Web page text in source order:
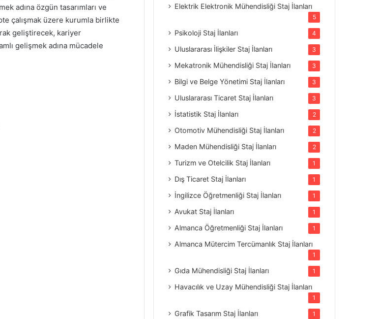
adına özgün tasarımları ve
çalışmak üzere kurumla birlikte
geliştirecek, kariyer
gelişmek adına mücadele
Elektrik Elektronik Mühendisliği Staj İlanları
5
Psikoloji Staj İlanları 4
Uluslararası İlişkiler Staj İlanları 3
Mekatronik Mühendisliği Staj İlanları 3
Bilgi ve Belge Yönetimi Staj İlanları 3
Uluslararası Ticaret Staj İlanları 3
İstatistik Staj İlanları 2
Otomotiv Mühendisliği Staj İlanları 2
Maden Mühendisliği Staj İlanları 2
Turizm ve Otelcilik Staj İlanları 1
Dış Ticaret Staj İlanları 1
İngilizce Öğretmenliği Staj İlanları 1
Avukat Staj İlanları 1
Almanca Öğretmenliği Staj İlanları 1
Almanca Mütercim Tercümanlık Staj İlanları
1
Gıda Mühendisliği Staj İlanları 1
Havacılık ve Uzay Mühendisliği Staj İlanları
1
Grafik Tasarım Staj İlanları 1